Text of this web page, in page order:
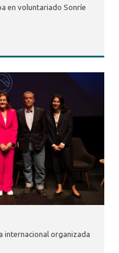
en voluntariado Sonríe
internacional organizada